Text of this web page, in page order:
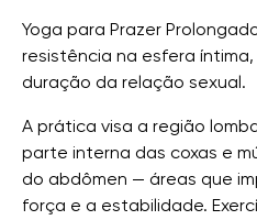
Yoga para Prazer
resistência na esfera
duração da relação sexual.
A prática visa a região
parte interna das coxas e
do abdômen — áreas que
força e a estabilidade.